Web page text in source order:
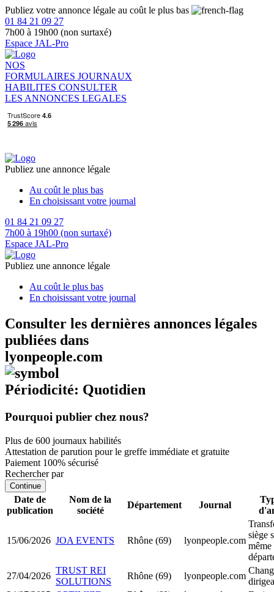
Publiez votre annonce légale au coût le plus bas
01 84 21 09 27
7h00 à 19h00 (non surtaxé)
Espace JAL-Pro
NOS
FORMULAIRES JOURNAUX
HABILITES CONSULTER
LES ANNONCES LEGALES
Publiez une annonce légale
Au coût le plus bas
En choisissant votre journal
01 84 21 09 27
7h00 à 19h00 (non surtaxé)
Espace JAL-Pro
Publiez une annonce légale
Au coût le plus bas
En choisissant votre journal
Consulter les dernières annonces légales
publiées dans
lyonpeople.com
Périodicité: Quotidien
Pourquoi publier chez nous?
Plus de 600 journaux habilités
Attestation de parution pour le greffe immédiate et gratuite
Paiement 100% sécurisé
Rechercher par
Continue
Date de
publication
Nom de la
société
Département Journal
15/06/2026 JOA EVENTS Rhône (69) lyonpeople.com
siège
même
27/04/2026
TRUST REI
SOLUTIONS
Rhône (69) lyonpeople.com